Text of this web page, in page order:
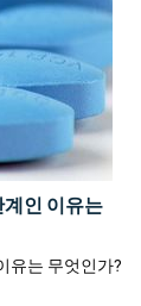
인 이유는
유는 무엇인가?